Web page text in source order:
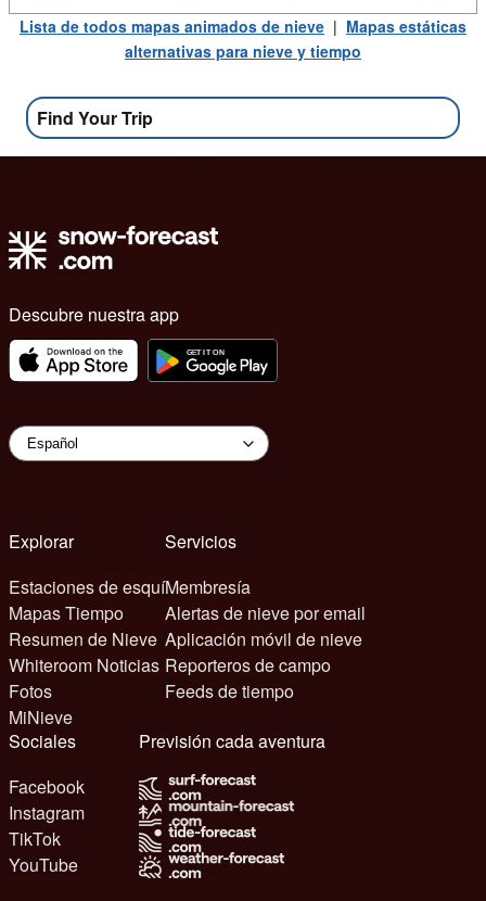
Lista de todos mapas animados de nieve | Mapas estáticas
alternativas para nieve y tiempo
Find Your Trip
Descubre nuestra app
Explorar
Estaciones de esquí
Mapas Tiempo
Resumen de Nieve
Whiteroom Noticias
Fotos
MiNieve
Servicios
Membresía
Alertas de nieve por email
Aplicación móvil de nieve
Reporteros de campo
Feeds de tiempo
Sociales
Facebook
Instagram
TikTok
YouTube
Previsión cada aventura